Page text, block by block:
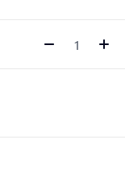
Ποσότητα